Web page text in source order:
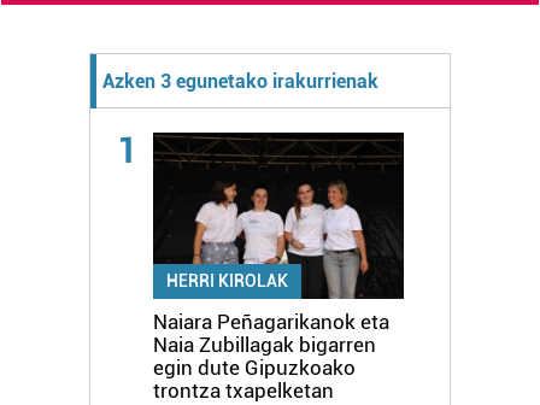
Azken 3 egunetako irakurrienak
1
HERRI KIROLAK
Naiara Peñagarikanok eta
Naia Zubillagak bigarren
egin dute Gipuzkoako
trontza txapelketan